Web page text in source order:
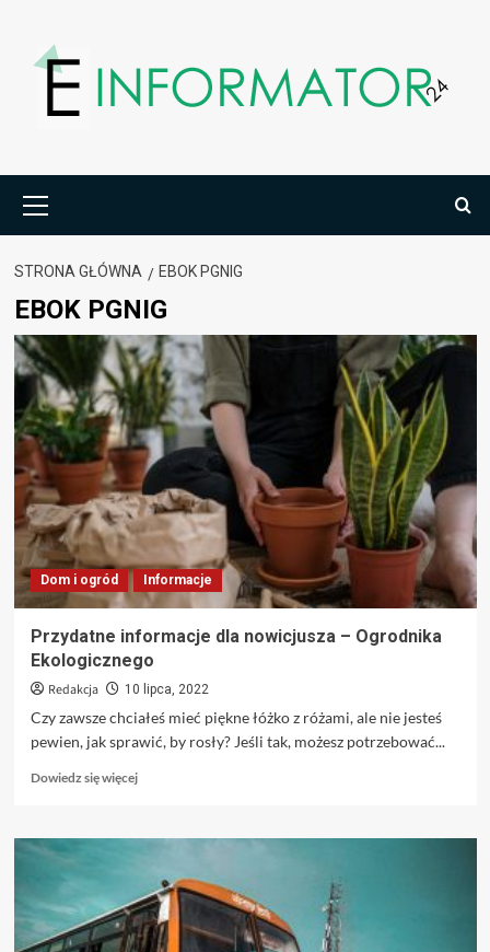
treści
główne
STRONA GŁÓWNA EBOK PGNIG
EBOK PGNIG
Dom i ogród Informacje
Przydatne informacje dla nowicjusza – Ogrodnika
Ekologicznego
Redakcja 10 lipca, 2022
Czy zawsze chciałeś mieć piękne łóżko z różami, ale nie jesteś
pewien, jak sprawić, by rosły? Jeśli tak, możesz potrzebować...
Dowiedz się więcejDowiedz
o
Przydatne
informacje
dla
nowicjusza
–